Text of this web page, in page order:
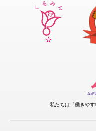
私たちは「働きや